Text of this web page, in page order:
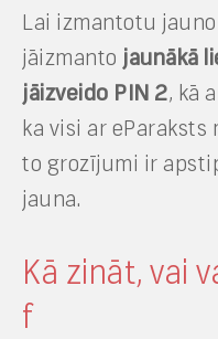
Lai izmantotu
jāizmanto jaunākā
jāizveido PIN 2, kā
ka visi ar
to grozījumi ir
jauna.
Kā zināt, vai
f